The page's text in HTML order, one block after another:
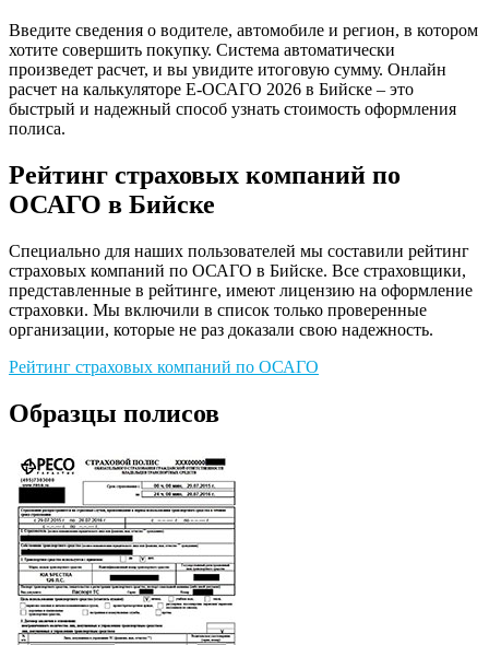
Введите сведения о водителе, автомобиле и регион, в котором
хотите совершить покупку. Система автоматически
произведет расчет, и вы увидите итоговую сумму. Онлайн
расчет на калькуляторе Е-ОСАГО 2026 в Бийске – это
быстрый и надежный способ узнать стоимость оформления
полиса.
Рейтинг страховых компаний по
ОСАГО в Бийске
Специально для наших пользователей мы составили рейтинг
страховых компаний по ОСАГО в Бийске. Все страховщики,
представленные в рейтинге, имеют лицензию на оформление
страховки. Мы включили в список только проверенные
организации, которые не раз доказали свою надежность.
Рейтинг страховых компаний по ОСАГО
Образцы полисов